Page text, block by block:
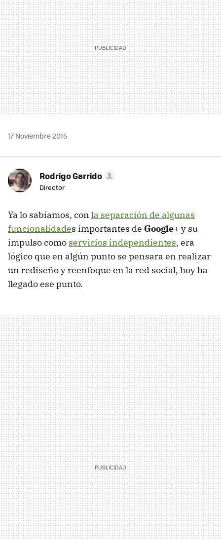
17 Noviembre 2015
Rodrigo Garrido
Director
Ya lo sabíamos, con la separación de algunas
funcionalidades importantes de Google+ y su
impulso como servicios independientes, era
lógico que en algún punto se pensara en realizar
un rediseño y reenfoque en la red social, hoy ha
llegado ese punto.